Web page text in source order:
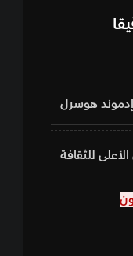
إدموند هوسرل
للثقافة